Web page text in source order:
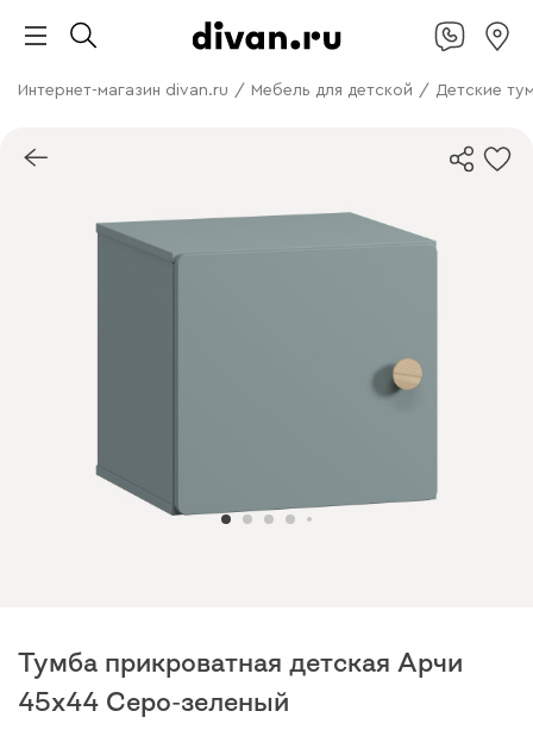
Интернет-магазин divan.ru / Мебель для детской / Детские
Тумба прикроватная детская Арчи
45x44 Серо-зеленый
Арт. 283535